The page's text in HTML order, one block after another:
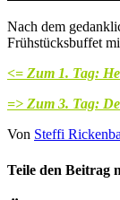
Nach dem
Frühstücksbuffet
<= Zum 1. Tag:
=> Zum 3. Tag:
Von Steffi
Teile den Beitrag